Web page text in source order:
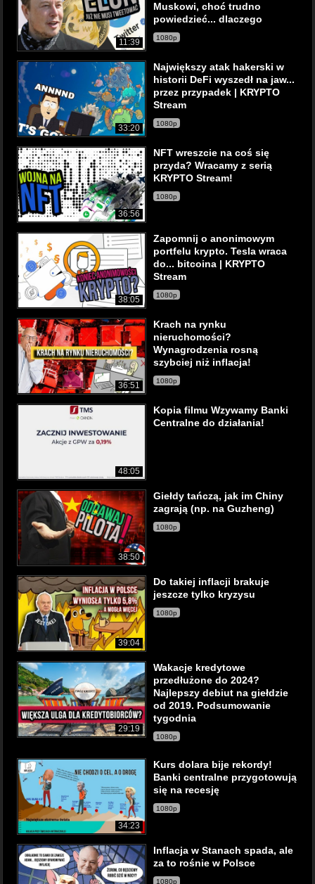
11:39
Muskowi, choć trudno
powiedzieć... dlaczego
1080p
33:20
Największy atak hakerski w
historii DeFi wyszedł na jaw...
przez przypadek | KRYPTO
Stream
1080p
36:56
NFT wreszcie na coś się
przyda? Wracamy z serią
KRYPTO Stream!
1080p
38:05
Zapomnij o anonimowym
portfelu krypto. Tesla wraca
do... bitcoina | KRYPTO
Stream
1080p
36:51
Krach na rynku
nieruchomości?
Wynagrodzenia rosną
szybciej niż inflacja!
1080p
48:05
Kopia filmu Wzywamy Banki
Centralne do działania!
38:50
Giełdy tańczą, jak im Chiny
zagrają (np. na Guzheng)
1080p
39:04
Do takiej inflacji brakuje
jeszcze tylko kryzysu
1080p
29:19
Wakacje kredytowe
przedłużone do 2024?
Najlepszy debiut na giełdzie
od 2019. Podsumowanie
tygodnia
1080p
34:23
Kurs dolara bije rekordy!
Banki centralne przygotowują
się na recesję
1080p
Inflacja w Stanach spada, ale
za to rośnie w Polsce
1080p